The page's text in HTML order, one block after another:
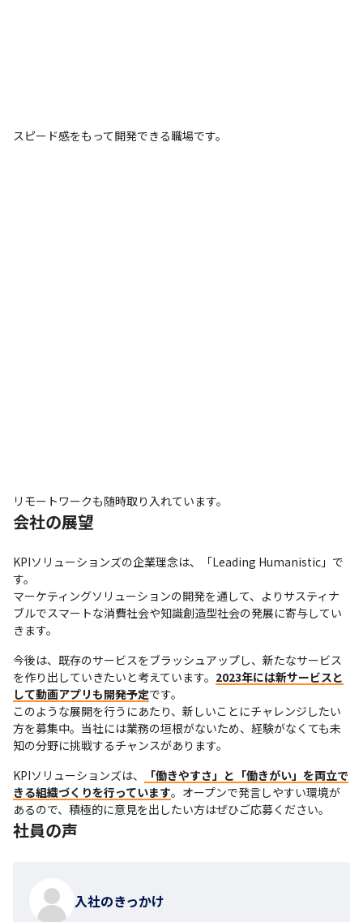
スピード感をもって開発できる職場です。
リモートワークも随時取り入れています。
会社の展望
KPIソリューションズの企業理念は、「Leading Humanistic」で
す。
マーケティングソリューションの開発を通して、よりサスティナ
ブルでスマートな消費社会や知識創造型社会の発展に寄与してい
きます。
今後は、既存のサービスをブラッシュアップし、新たなサービス
を作り出していきたいと考えています。 2023年には新サービスと
して動画アプリも開発予定です。
このような展開を行うにあたり、新しいことにチャレンジしたい
方を募集中。当社には業務の垣根がないため、経験がなくても未
知の分野に挑戦するチャンスがあります。
KPIソリューションズは、
「働きやすさ」と「働きがい」を両立で
きる組織づくりを行っています。オープンで発言しやすい環境が
あるので、積極的に意見を出したい方はぜひご応募ください。
社員の声
入社のきっかけ